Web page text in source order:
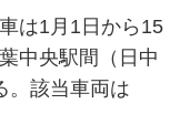
は1月1日から15
中央駅間（日中
。該当車両は